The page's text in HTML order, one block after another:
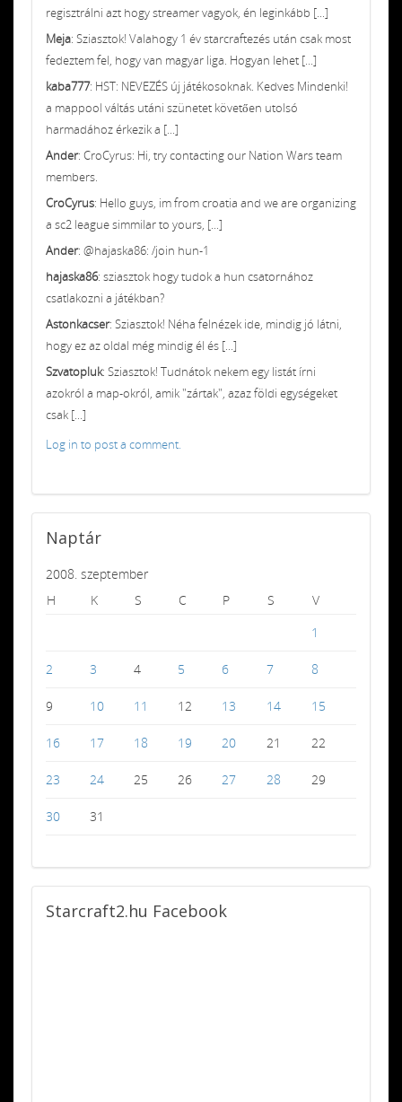
regisztrálni azt hogy streamer vagyok, én leginkább [...]
Meja: Sziasztok! Valahogy 1 év starcraftezés után csak most
fedeztem fel, hogy van magyar liga. Hogyan lehet [...]
kaba777: HST: NEVEZÉS új játékosoknak. Kedves Mindenki!
a mappool váltás utáni szünetet követően utolsó
harmadához érkezik a [...]
Ander: CroCyrus: Hi, try contacting our Nation Wars team
members.
CroCyrus: Hello guys, im from croatia and we are organizing
a sc2 league simmilar to yours, [...]
Ander: @hajaska86: /join hun-1
hajaska86: sziasztok hogy tudok a hun csatornához
csatlakozni a játékban?
Astonkacser: Sziasztok! Néha felnézek ide, mindig jó látni,
hogy ez az oldal még mindig él és [...]
Szvatopluk: Sziasztok! Tudnátok nekem egy listát írni
azokról a map-okról, amik "zártak", azaz földi egységeket
csak [...]
Log in to post a comment.
Naptár
2008. szeptember
H
K S C P S
V
1
2 3 4 5 6 7 8
9 10 11 12 13 14 15
16 17 18 19 20 21 22
23 24 25 26 27 28 29
30 31
Starcraft2.hu Facebook